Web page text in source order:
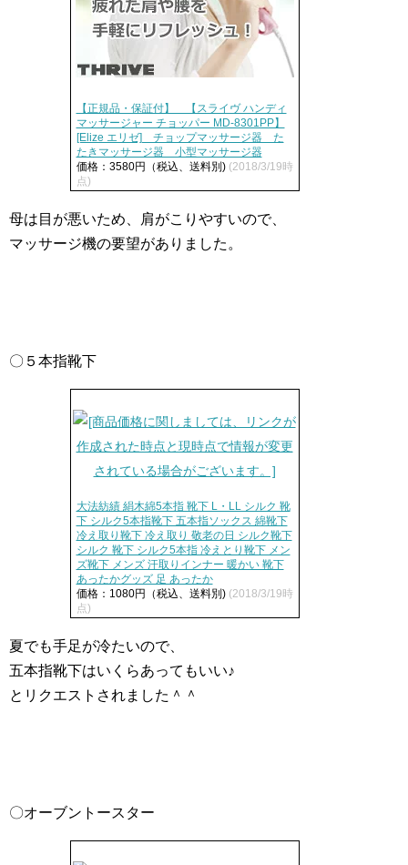
【正規品・保証付】 【スライヴ ハンディ
マッサージャー チョッパー MD-8301PP】
[Elize エリゼ] チョップマッサージ器 た
たきマッサージ器 小型マッサージ器
価格：3580円（税込、送料別) (2018/3/19時
点)
母は目が悪いため、肩がこりやすいので、
マッサージ機の要望がありました。
〇５本指靴下
大法紡績 絹木綿5本指 靴下 L・LL シルク 靴
下 シルク5本指靴下 五本指ソックス 綿靴下
冷え取り靴下 冷え取り 敬老の日 シルク靴下
シルク 靴下 シルク5本指 冷えとり靴下 メン
ズ靴下 メンズ 汗取りインナー 暖かい 靴下
あったかグッズ 足 あったか
価格：1080円（税込、送料別) (2018/3/19時
点)
夏でも手足が冷たいので、
五本指靴下はいくらあってもいい♪
とリクエストされました＾＾
〇オーブントースター